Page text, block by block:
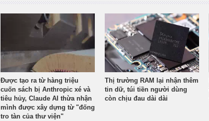
Được tạo ra từ hàng triệu
cuốn sách bị Anthropic xé và
tiêu hủy, Claude AI thừa nhận
mình được xây dựng từ "đống
tro tàn của thư viện"
Thị trường RAM lại nhận thêm
tin dữ, túi tiền người dùng
còn chịu đau dài dài